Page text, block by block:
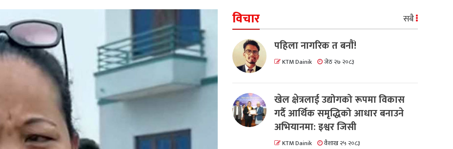
विचार सबै
पहिला नागरिक त बनाैं!
KTM Dainik जेठ २७ २०८३
खेल क्षेत्रलाई उद्योगको रूपमा विकास
गर्दै आर्थिक समृद्धिको आधार बनाउने
अभियानमा: इश्वर जिसी
KTM Dainik वैशाख २५ २०८३